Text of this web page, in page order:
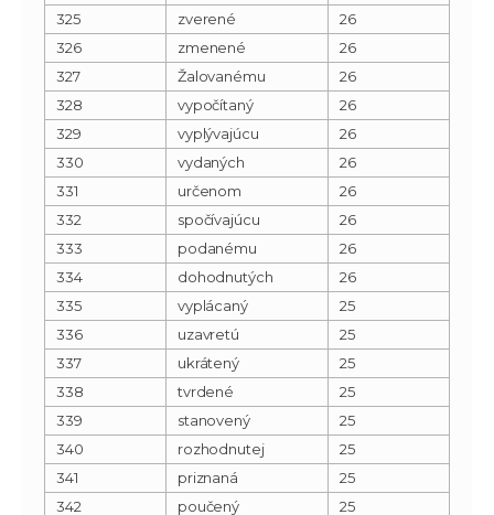
325
zverené
26
326
zmenené
26
327
Žalovanému
26
328
vypočítaný
26
329
vyplývajúcu
26
330
vydaných
26
331
určenom
26
332
spočívajúcu
26
333
podanému
26
334
dohodnutých
26
335
vyplácaný
25
336
uzavretú
25
337
ukrátený
25
338
tvrdené
25
339
stanovený
25
340
rozhodnutej
25
341
priznaná
25
342
poučený
25